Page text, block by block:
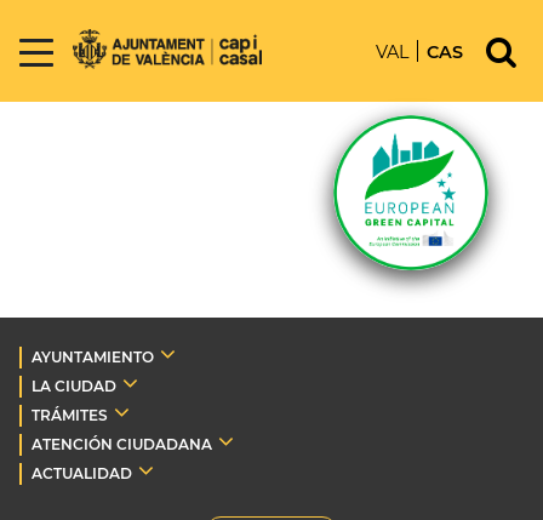
VAL CAS
AYUNTAMIENTO
LA CIUDAD
TRÁMITES
ATENCIÓN CIUDADANA
ACTUALIDAD